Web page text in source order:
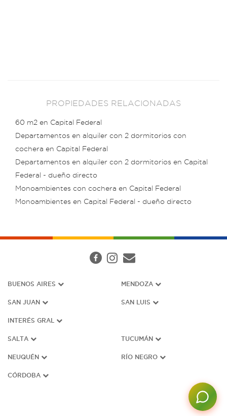
PROPIEDADES RELACIONADAS
60 m2 en Capital Federal
Departamentos en alquiler con 2 dormitorios con
cochera en Capital Federal
Departamentos en alquiler con 2 dormitorios en Capital
Federal - dueño directo
Monoambientes con cochera en Capital Federal
Monoambientes en Capital Federal - dueño directo
BUENOS AIRES MENDOZA
SAN JUAN SAN LUIS
INTERÉS GRAL
SALTA TUCUMÁN
NEUQUÉN RÍO NEGRO
CÓRDOBA